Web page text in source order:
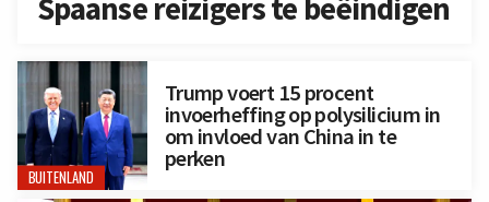
Spaanse reizigers te beëindigen
BUITENLAND
Trump voert 15 procent
invoerheffing op polysilicium in
om invloed van China in te
perken